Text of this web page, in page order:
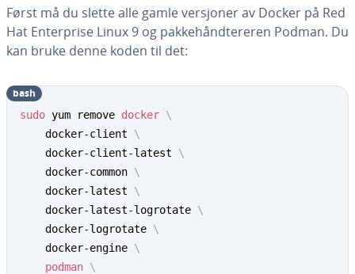
Først må du slette alle gamle versjoner av Docker på Red
Hat Enterprise Linux 9 og pakkehåndtereren Podman. Du
kan bruke denne koden til det:
sudo yum remove docker \
    docker-client
\
    docker-client-latest
\
    docker-common
\
    docker-latest
\
    docker-latest-logrotate
\
    docker-logrotate
\
    docker-engine
\
podman \
bash